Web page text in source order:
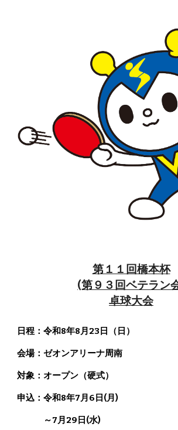
第１１回橋本杯
(第９３回ベテラン
卓球大会
日程：令和8年8月23日（日）
会場：ゼオンアリーナ周南
対象：オープン（硬式）
申込：令和8年7月6日(月)
～7月29日(水)